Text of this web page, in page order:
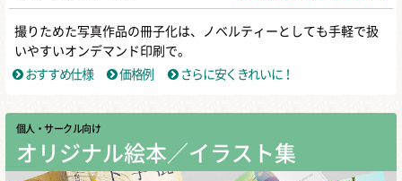
撮りためた写真作品の冊子化は、ノベルティーとしても手軽で扱
いやすいオンデマンド印刷で。
おすすめ仕様
価格例 さらに安くきれいに！
個人・サークル向け
オリジナル絵本／イラスト集